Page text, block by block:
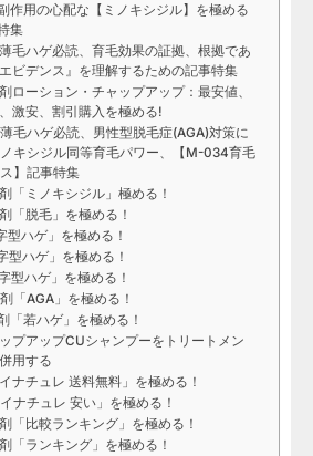
作用の心配な【ミノキシジル】を極める
集
毛ハゲ必読、育毛効果の証拠、根拠であ
ビデンス』を理解するための記事特集
ローション・チャップアップ：最安値、
激安、割引購入を極める!
毛ハゲ必読、男性型脱毛症(AGA)対策に
キシジル同等育毛パワー、【M-034育毛
】記事特集
「ミノキシジル」極める！
「脱毛」を極める！
型ハゲ」を極める！
型ハゲ」を極める！
型ハゲ」を極める！
「AGA」を極める！
「若ハゲ」を極める！
プアップCUシャンプーをトリートメン
用する
イナチュレ 送料無料」を極める！
イナチュレ 安い」を極める！
「比較ランキング」を極める！
「ランキング」を極める！